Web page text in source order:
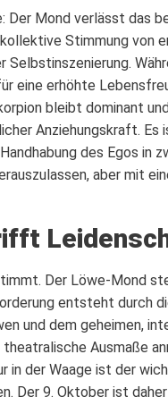
Der Mond verlässt das
Stimmung von
eine erhöhte
bleibt dominant
Anziehungskraft. Es
des Egos in
aber mit
Der Löwe-Mond
entsteht durch
und dem geheimen,
Ausmaße
in der Waage ist der
Der 9. Oktober ist